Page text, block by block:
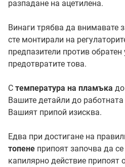
разпадане на ацетилена.
Винаги трябва да внимавате
сте монтирали на
предпазители против обратен
предотвратите това.
С температура на пламъка
Вашите детайли до
Вашият припой изисква.
Едва при достигане на
топене припоят започва да
капилярно действие